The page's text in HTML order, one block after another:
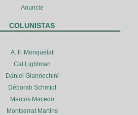
Anuncie
COLUNISTAS
A. F. Monquelat
Cal Lightman
Daniel Giannechini
Déborah Schmidt
Marcos Macedo
Montserrat Martins